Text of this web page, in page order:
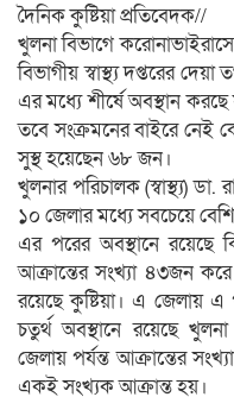
দৈনিক কুষ্টিয়া প্রতিবেদক//
খুলনা বিভাগে
বিভাগীয় স্বাস্থ্য দপ্তরের
এর মধ্যে শীর্ষে অবস্থান
তবে সংক্রমনের বাইরে নেই
সুস্থ হয়েছেন ৬৮ জন।
খুলনার পরিচালক (স্বাস্থ্য)
১০ জেলার মধ্যে সবচেয়ে
এর পরের অবস্থানে রয়েছে
আক্রান্তের সংখ্যা ৪৩জন
রয়েছে কুষ্টিয়া। এ জেলায় এ
চতুর্থ অবস্থানে রয়েছে
জেলায় পর্যন্ত আক্রান্তের
একই সংখ্যক আক্রান্ত হয়।